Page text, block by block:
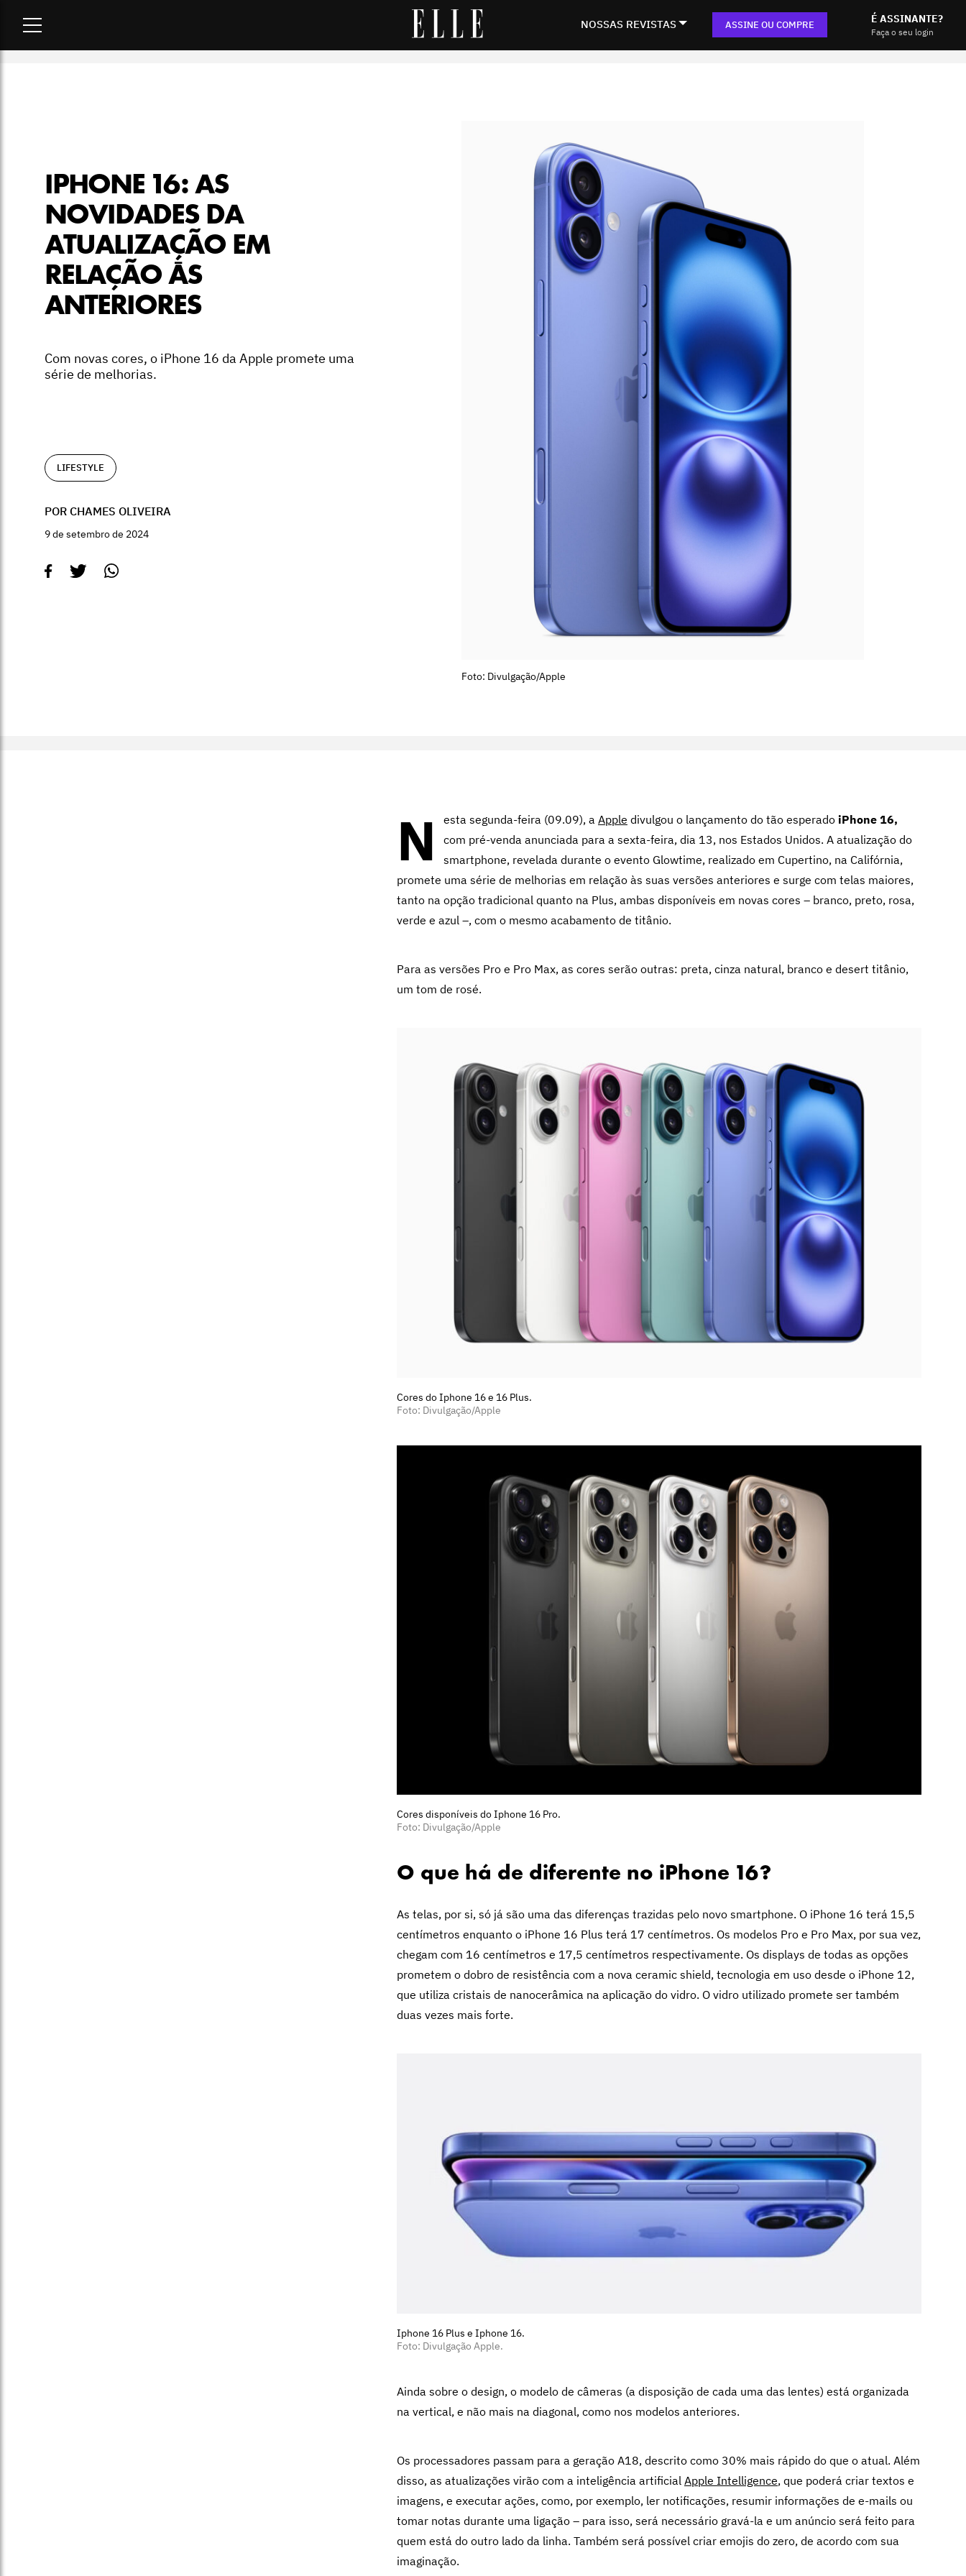
NOSSAS REVISTAS ASSINE OU COMPRE É ASSINANTE?
Faça o seu login
iPhone 16: as novidades da atualização em relação às anteriores
IPHONE 16: AS
NOVIDADES DA
ATUALIZAÇÃO EM
RELAÇÃO ÀS
ANTERIORES
Com novas cores, o iPhone 16 da Apple promete uma
série de melhorias.
LIFESTYLE
POR CHAMES OLIVEIRA
9 de setembro de 2024
Foto: Divulgação/Apple
N esta segunda-feira (09.09), a Apple divulgou o lançamento do tão esperado iPhone 16,
com pré-venda anunciada para a sexta-feira, dia 13, nos Estados Unidos. A atualização do
smartphone, revelada durante o evento Glowtime, realizado em Cupertino, na Califórnia,
promete uma série de melhorias em relação às suas versões anteriores e surge com telas maiores,
tanto na opção tradicional quanto na Plus, ambas disponíveis em novas cores – branco, preto, rosa,
verde e azul –, com o mesmo acabamento de titânio.
Para as versões Pro e Pro Max, as cores serão outras: preta, cinza natural, branco e desert titânio,
um tom de rosé.
Cores do Iphone 16 e 16 Plus.
Foto: Divulgação/Apple
Cores disponíveis do Iphone 16 Pro.
Foto: Divulgação/Apple
O que há de diferente no iPhone 16?
As telas, por si, só já são uma das diferenças trazidas pelo novo smartphone. O iPhone 16 terá 15,5
centímetros enquanto o iPhone 16 Plus terá 17 centímetros. Os modelos Pro e Pro Max, por sua vez,
chegam com 16 centímetros e 17,5 centímetros respectivamente. Os displays de todas as opções
prometem o dobro de resistência com a nova ceramic shield, tecnologia em uso desde o iPhone 12,
que utiliza cristais de nanocerâmica na aplicação do vidro. O vidro utilizado promete ser também
duas vezes mais forte.
Iphone 16 Plus e Iphone 16.
Foto: Divulgação Apple.
Ainda sobre o design, o modelo de câmeras (a disposição de cada uma das lentes) está organizada
na vertical, e não mais na diagonal, como nos modelos anteriores.
Os processadores passam para a geração A18, descrito como 30% mais rápido do que o atual. Além
disso, as atualizações virão com a inteligência artificial Apple Intelligence, que poderá criar textos e
imagens, e executar ações, como, por exemplo, ler notificações, resumir informações de e-mails ou
tomar notas durante uma ligação – para isso, será necessário gravá-la e um anúncio será feito para
quem está do outro lado da linha. Também será possível criar emojis do zero, de acordo com sua
imaginação.